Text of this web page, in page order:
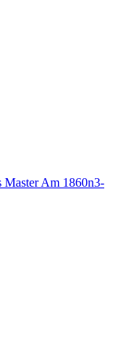
Master Am 1860n3-